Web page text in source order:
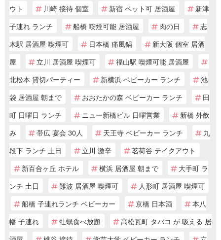
ウト
川崎 接待 個室 新宿 ペット可 居酒屋
新津
子連れ ランチ
船橋 喫煙可能 居酒屋 肉の日
志
木駅 居酒屋 喫煙可
日本橋 痛風鍋
新大阪 個室 居酒
屋
立川 居酒屋 喫煙可
福山駅 喫煙可能 居酒屋
北松本 貸切パーティー
新横浜 ベビーカー ランチ
池
袋 居酒屋 朝まで
おおたかの森 ベビーカー ランチ
田
町 日曜日 ランチ
ニュー新橋ビル 日曜営業
新橋 外飲
み
帯広 宴会 30人 天王寺 ベビーカー ランチ
九
段下 ランチ 土日
立川 激辛
茗荷谷 テイクアウト
新百合ヶ丘 ホテル
横浜 居酒屋 朝まで
大手町 ラ
ンチ 土日
難波 居酒屋 喫煙可
人形町 居酒屋 喫煙可
船橋 子連れランチ ベビーカー
京橋 日本酒
本八
幡 子連れ
牡蠣食べ放題
高松瓦町 タバコ が 吸える 居